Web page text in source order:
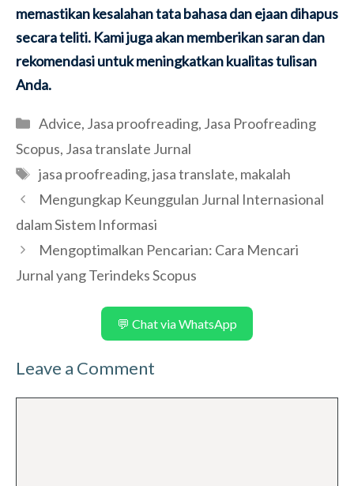
memastikan kesalahan tata bahasa dan ejaan dihapus
secara teliti. Kami juga akan memberikan saran dan
rekomendasi untuk meningkatkan kualitas tulisan
Anda.
Categories
Advice, Jasa proofreading, Jasa Proofreading
Scopus, Jasa translate Jurnal
Tags
jasa proofreading,jasa translate, makalah
Mengungkap Keunggulan Jurnal Internasional
dalam Sistem Informasi
Mengoptimalkan Pencarian: Cara Mencari
Jurnal yang Terindeks Scopus
💬 Chat via WhatsApp
Leave a Comment